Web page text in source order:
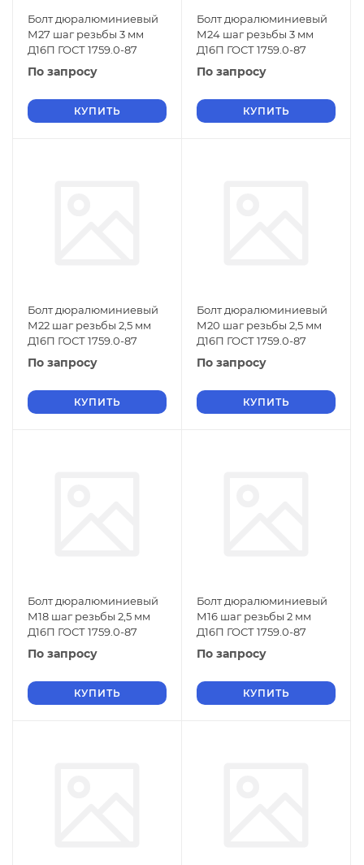
Болт дюралюминиевый
М27 шаг резьбы 3 мм
Д16П ГОСТ 1759.0-87
По запросу
КУПИТЬ
Болт дюралюминиевый
М24 шаг резьбы 3 мм
Д16П ГОСТ 1759.0-87
По запросу
КУПИТЬ
Болт дюралюминиевый
М22 шаг резьбы 2,5 мм
Д16П ГОСТ 1759.0-87
По запросу
КУПИТЬ
Болт дюралюминиевый
М20 шаг резьбы 2,5 мм
Д16П ГОСТ 1759.0-87
По запросу
КУПИТЬ
Болт дюралюминиевый
М18 шаг резьбы 2,5 мм
Д16П ГОСТ 1759.0-87
По запросу
КУПИТЬ
Болт дюралюминиевый
М16 шаг резьбы 2 мм
Д16П ГОСТ 1759.0-87
По запросу
КУПИТЬ